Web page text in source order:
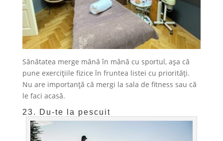
Sănătatea merge mână în mână cu sportul, așa că
pune exercițiile fizice în fruntea listei cu priorități.
Nu are importanță că mergi la sala de fitness sau că
le faci acasă.
23. Du-te la pescuit